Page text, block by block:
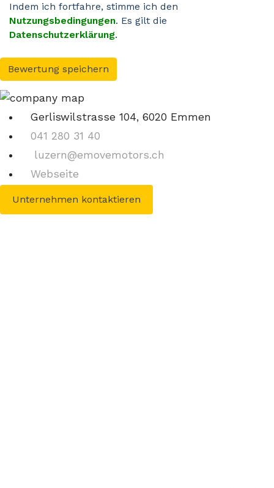
Indem ich fortfahre, stimme ich den
Nutzungsbedingungen. Es gilt die
Datenschutzerklärung.
Bewertung speichern
Gerliswilstrasse 104, 6020 Emmen
041 280 31 40
luzern@emovemotors.ch
Webseite
Unternehmen kontaktieren